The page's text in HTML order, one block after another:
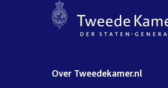
Over Tweedekamer.nl